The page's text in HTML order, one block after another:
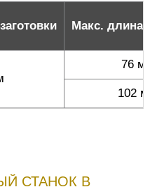
Макс. длина
76
102
СТАНОК В